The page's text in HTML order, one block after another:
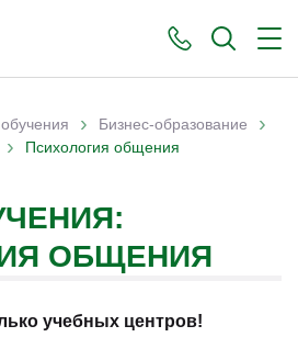
› Бизнес-образование ›
› Психология общения
ОБЩЕНИЯ
учебных центров!